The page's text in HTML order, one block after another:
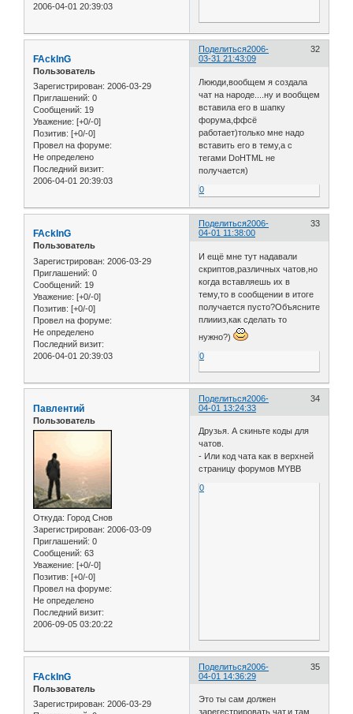
2006-04-01 20:39:03
Поделиться 32
2006-
03-31 21:43:09
FAckInG
Пользователь
Зарегистрирован: 2006-03-29
Приглашений: 0
Сообщений: 19
Уважение: [+0/-0]
Позитив: [+0/-0]
Провел на форуме:
Не определено
Последний визит:
2006-04-01 20:39:03
Лююди,вообщем я создала
чат на народе....ну и вообщем
вставила его в шапку
форума,ффсё
работает)только мне надо
вставить его в тему,а с
тегами DoHTML не
получается)
0
Поделиться 33
2006-
04-01 11:38:00
FAckInG
Пользователь
Зарегистрирован: 2006-03-29
Приглашений: 0
Сообщений: 19
Уважение: [+0/-0]
Позитив: [+0/-0]
Провел на форуме:
Не определено
Последний визит:
2006-04-01 20:39:03
И ещё мне тут надавали
скриптов,различных чатов,но
когда вставляешь их в
тему,то в сообщении в итоге
получается пусто?Объясните
плиииз,как сделать то
нужно?)
0
Поделиться 34
2006-
04-01 13:24:33
Павлентий
Пользователь
Откуда: Город Снов
Зарегистрирован: 2006-03-09
Приглашений: 0
Сообщений: 63
Уважение: [+0/-0]
Позитив: [+0/-0]
Провел на форуме:
Не определено
Последний визит:
2006-09-05 03:20:22
Друзья. А скиньте коды для
чатов.
- Или код чата как в верхней
страницу форумов MYBB
0
Поделиться 35
2006-
04-01 14:36:29
FAckInG
Пользователь
Зарегистрирован: 2006-03-29
Это ты сам должен
зарегестрировать чат,и там